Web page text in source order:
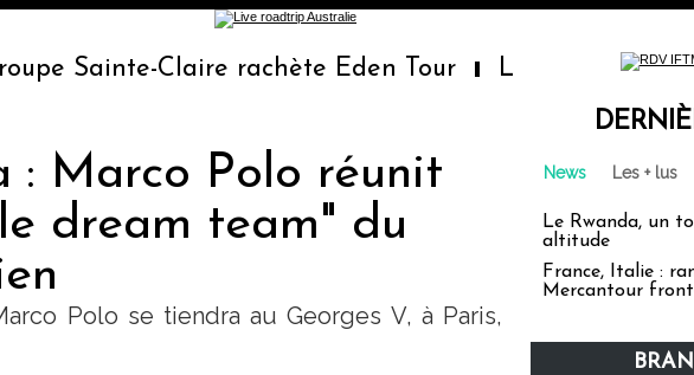
Claire rachète Eden Tour L’accès aux vacances : un
: Marco Polo réunit
dream team" du
Polo se tiendra au Georges V, à Paris,
News Les + lus
Le Rwanda, un
altitude
France, Italie :
Mercantour